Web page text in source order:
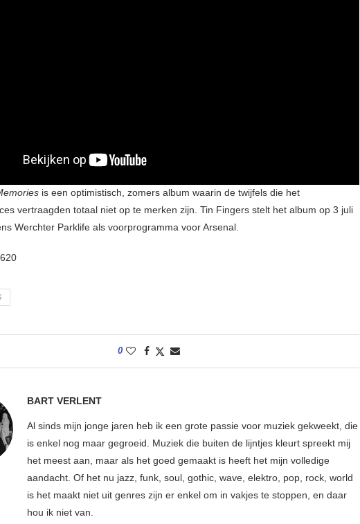
is een optimistisch, zomers album waarin de twijfels die het
vertraagden totaal niet op te merken zijn. Tin Fingers stelt het album op 3 juli
Werchter Parklife als voorprogramma voor Arsenal.
620
0
BART VERLENT
Al sinds mijn jonge jaren heb ik een grote passie voor muziek gekweekt, die
is enkel nog maar gegroeid. Muziek die buiten de lijntjes kleurt spreekt mij
het meest aan, maar als het goed gemaakt is heeft het mijn volledige
aandacht. Of het nu jazz, funk, soul, gothic, wave, elektro, pop, rock, world
is het maakt niet uit genres zijn er enkel om in vakjes te stoppen, en daar
hou ik niet van.